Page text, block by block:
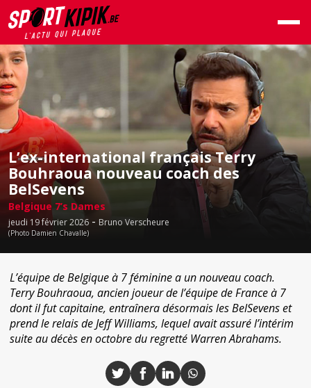
L’ex-international français Terry
Bouhraoua nouveau coach des
BelSevens
Belgique 7’s Dames
jeudi 19 février 2026 - Bruno Verscheure
(Photo Damien Chavalle)
L’équipe de Belgique à 7 féminine a un nouveau coach.
Terry Bouhraoua, ancien joueur de l’équipe de France à 7
dont il fut capitaine, entraînera désormais les BelSevens et
prend le relais de Jeff Williams, lequel avait assuré l’intérim
suite au décès en octobre du regretté Warren Abrahams.